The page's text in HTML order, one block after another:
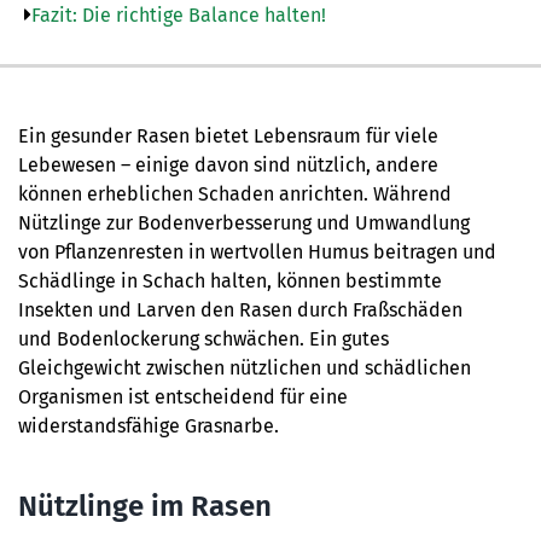
Fazit: Die richtige Balance halten!
Ein gesunder Rasen bietet Lebensraum für viele
Lebewesen – einige davon sind nützlich, andere
können erheblichen Schaden anrichten. Während
Nützlinge zur Bodenverbesserung und Umwandlung
von Pflanzenresten in wertvollen Humus beitragen und
Schädlinge in Schach halten, können bestimmte
Insekten und Larven den Rasen durch Fraßschäden
und Bodenlockerung schwächen. Ein gutes
Gleichgewicht zwischen nützlichen und schädlichen
Organismen ist entscheidend für eine
widerstandsfähige Grasnarbe.
Nützlinge im Rasen